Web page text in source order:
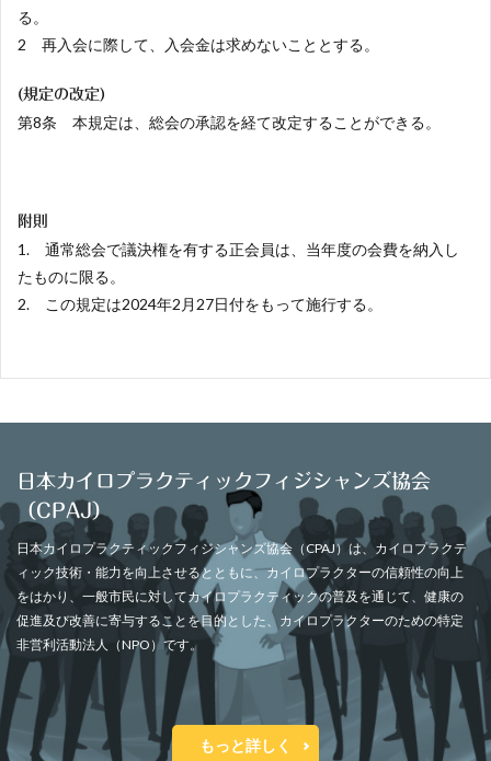
る。
2 再入会に際して、入会金は求めないこととする。
(規定の改定)
第8条 本規定は、総会の承認を経て改定することができる。
附則
1. 通常総会で議決権を有する正会員は、当年度の会費を納入し
たものに限る。
2. この規定は2024年2月27日付をもって施行する。
日本カイロプラクティックフィジシャンズ協会
（CPAJ）
日本カイロプラクティックフィジシャンズ協会（CPAJ）は、カイロプラクテ
ィック技術・能力を向上させるとともに、カイロプラクターの信頼性の向上
をはかり、一般市民に対してカイロプラクティックの普及を通じて、健康の
促進及び改善に寄与することを目的とした、カイロプラクターのための特定
非営利活動法人（NPO）です。
もっと詳しく